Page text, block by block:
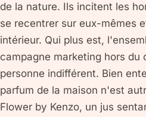
de la nature. Ils incitent les
se recentrer sur eux-mêmes
intérieur. Qui plus est,
campagne marketing hors du
personne indifférent. Bien
parfum de la maison n'est
Flower by Kenzo, un jus